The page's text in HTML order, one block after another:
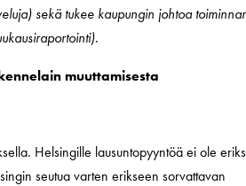
sekä tukee kaupungin johtoa
muuttamisesta
Helsingille lausuntopyyntöä ei ole
seutua varten erikseen sorvattavan